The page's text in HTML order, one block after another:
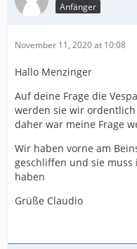
Anfänger
November 11, 2020 at 10:08
Hallo Menzinger
Auf deine Frage die
werden sie wir
daher war meine Frage
Wir haben vorne am
geschliffen und sie
haben
Grüße Claudio